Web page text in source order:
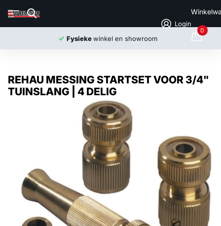
Login
0
Fysiekewinkel en showroom
REHAU MESSING STARTSET VOOR 3/4"
TUINSLANG | 4 DELIG